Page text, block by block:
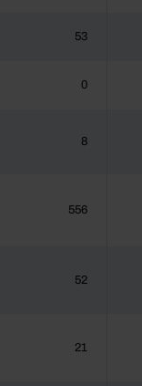
53
0
8
556
52
21